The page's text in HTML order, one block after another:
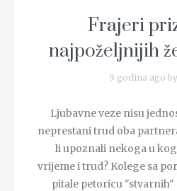
Frajeri
najpoželjnijih
9 godina ago by
Ljubavne veze nisu
neprestani trud oba
li upoznali nekoga u
vrijeme i trud? Kolege sa
pitale petoricu "stvarnih"